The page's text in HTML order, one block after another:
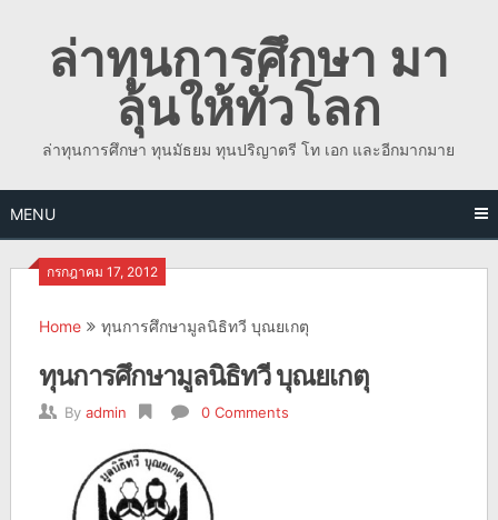
contentล่าทุนการศึกษา มา
ลุ้นให้ทั่วโลก
ล่าทุนการศึกษา ทุนมัธยม ทุนปริญาตรี โท เอก และอีกมากมาย
MENU
กรกฎาคม 17, 2012
Home ทุนการศึกษามูลนิธิทวี บุณยเกตุ
ทุนการศึกษามูลนิธิทวี บุณยเกตุ
By admin 0 Comments